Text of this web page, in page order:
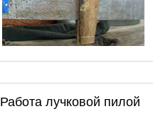
Работа лучковой пилой